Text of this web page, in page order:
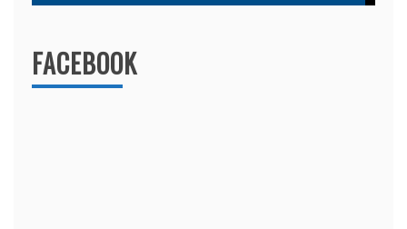
FACEBOOK